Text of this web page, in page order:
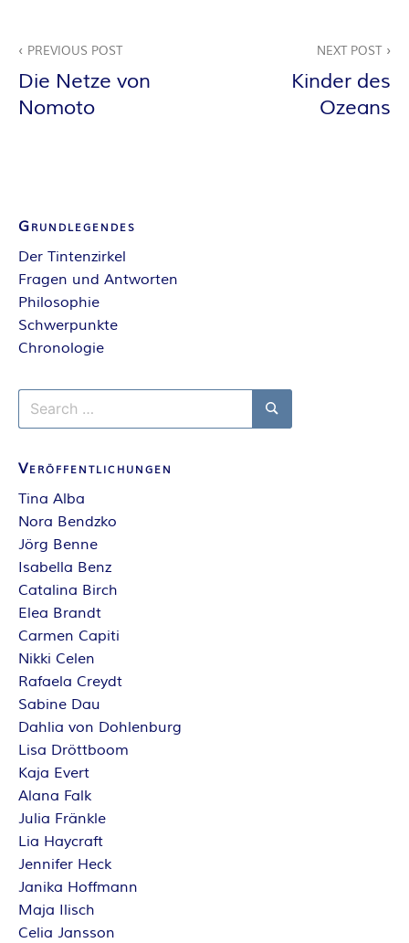
I
S
PREVIOUS POST
Die Netze von
Nomoto
NEXT POST
Kinder des
Ozeans
Grundlegendes
Der Tintenzirkel
Fragen und Antworten
Philosophie
Schwerpunkte
Chronologie
Search
for:
Search
Veröffentlichungen
Tina Alba
Nora Bendzko
Jörg Benne
Isabella Benz
Catalina Birch
Elea Brandt
Carmen Capiti
Nikki Celen
Rafaela Creydt
Sabine Dau
Dahlia von Dohlenburg
Lisa Dröttboom
Kaja Evert
Alana Falk
Julia Fränkle
Lia Haycraft
Jennifer Heck
Janika Hoffmann
Maja Ilisch
Celia Jansson